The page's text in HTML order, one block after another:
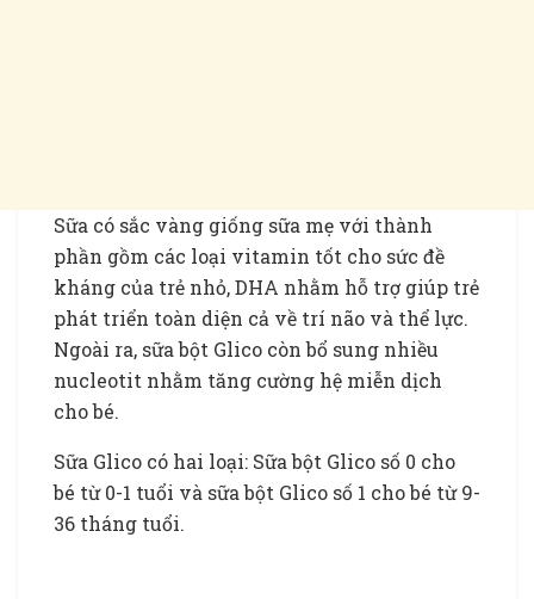
Sữa có sắc vàng giống sữa mẹ với thành
phần gồm các loại vitamin tốt cho sức đề
kháng của trẻ nhỏ, DHA nhằm hỗ trợ giúp trẻ
phát triển toàn diện cả về trí não và thể lực.
Ngoài ra, sữa bột Glico còn bổ sung nhiều
nucleotit nhằm tăng cường hệ miễn dịch
cho bé.
Sữa Glico có hai loại: Sữa bột Glico số 0 cho
bé từ 0-1 tuổi và sữa bột Glico số 1 cho bé từ 9-
36 tháng tuổi.